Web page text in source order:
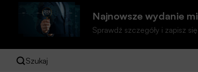
Najnowsze wydanie
Sprawdź szczegóły i zapisz
Szukaj